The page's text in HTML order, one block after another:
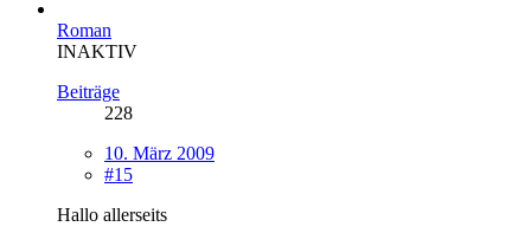
Roman
INAKTIV
Beiträge
228
10. März 2009
#15
Hallo allerseits